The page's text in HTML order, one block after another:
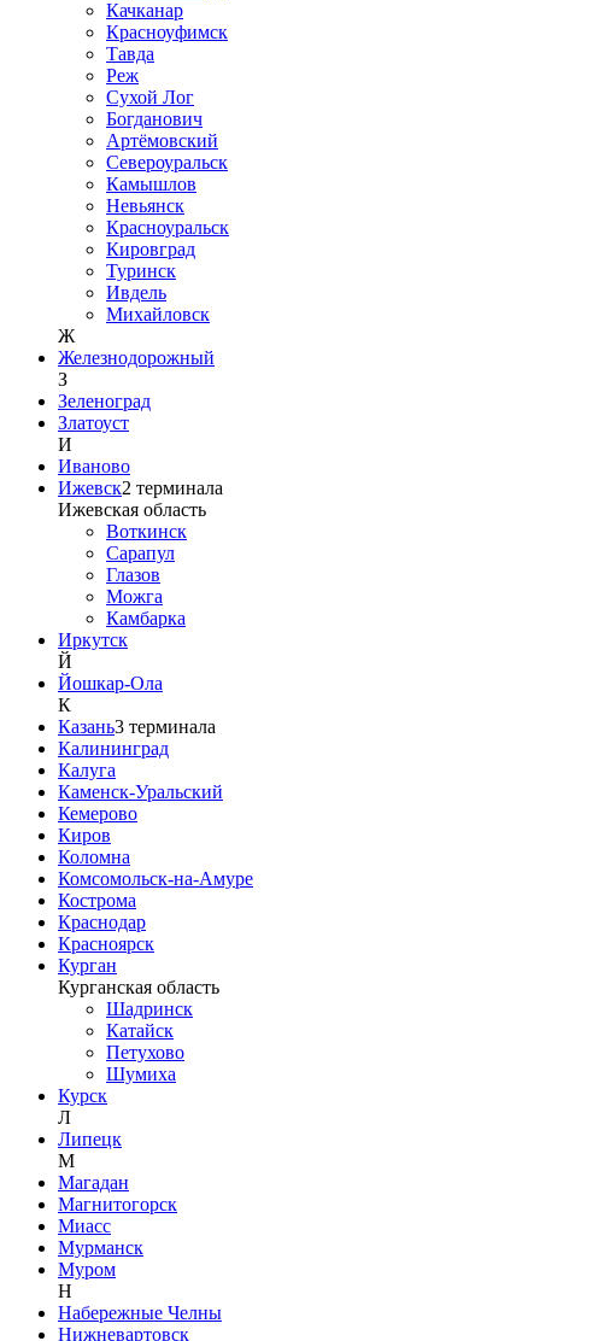
Качканар
Красноуфимск
Тавда
Реж
Сухой Лог
Богданович
Артёмовский
Североуральск
Камышлов
Невьянск
Красноуральск
Кировград
Туринск
Ивдель
Михайловск
Ж
Железнодорожный
З
Зеленоград
Златоуст
И
Иваново
Ижевск2 терминала
Ижевская область
Воткинск
Сарапул
Глазов
Можга
Камбарка
Иркутск
Й
Йошкар-Ола
К
Казань3 терминала
Калининград
Калуга
Каменск-Уральский
Кемерово
Киров
Коломна
Комсомольск-на-Амуре
Кострома
Краснодар
Красноярск
Курган
Курганская область
Шадринск
Катайск
Петухово
Шумиха
Курск
Л
Липецк
М
Магадан
Магнитогорск
Миасс
Мурманск
Муром
Н
Набережные Челны
Нижневартовск